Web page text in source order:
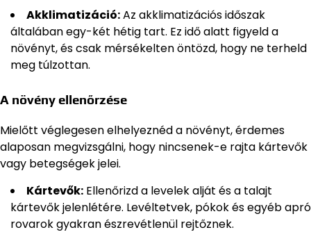
Akklimatizáció:Az akklimatizációs időszak
általában egy-két hétig tart. Ez idő alatt figyeld a
növényt, és csak mérsékelten öntözd, hogy ne terheld
meg túlzottan.
A növény ellenőrzése
Mielőtt véglegesen elhelyeznéd a növényt, érdemes
alaposan megvizsgálni, hogy nincsenek-e rajta kártevők
vagy betegségek jelei.
Kártevők: Ellenőrizd a levelek alját és a talajt
kártevők jelenlétére. Levéltetvek, pókok és egyéb apró
rovarok gyakran észrevétlenül rejtőznek.